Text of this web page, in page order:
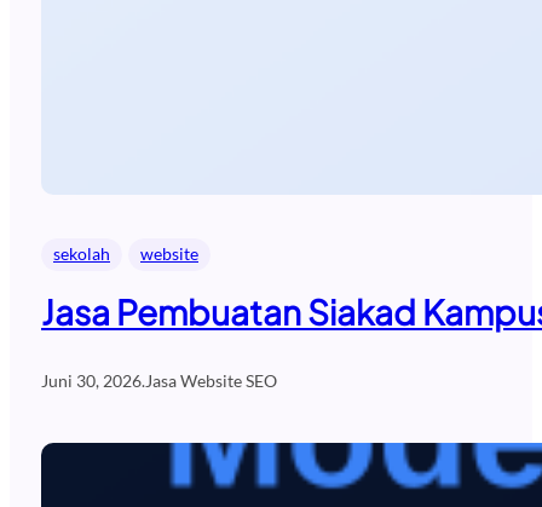
sekolah website
Jasa Pembuatan Siakad
Juni 30, 2026.Jasa Website SEO